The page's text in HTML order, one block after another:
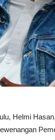
Helmi